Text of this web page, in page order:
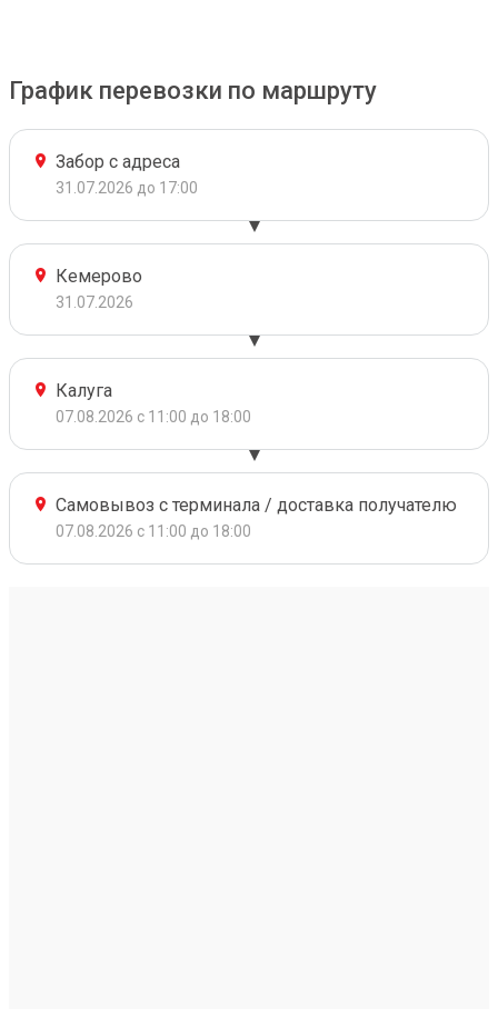
График перевозки по маршруту
Забор с адреса
31.07.2026 до 17:00
Кемерово
31.07.2026
Калуга
07.08.2026 с 11:00 до 18:00
Самовывоз с терминала / доставка получателю
07.08.2026 с 11:00 до 18:00